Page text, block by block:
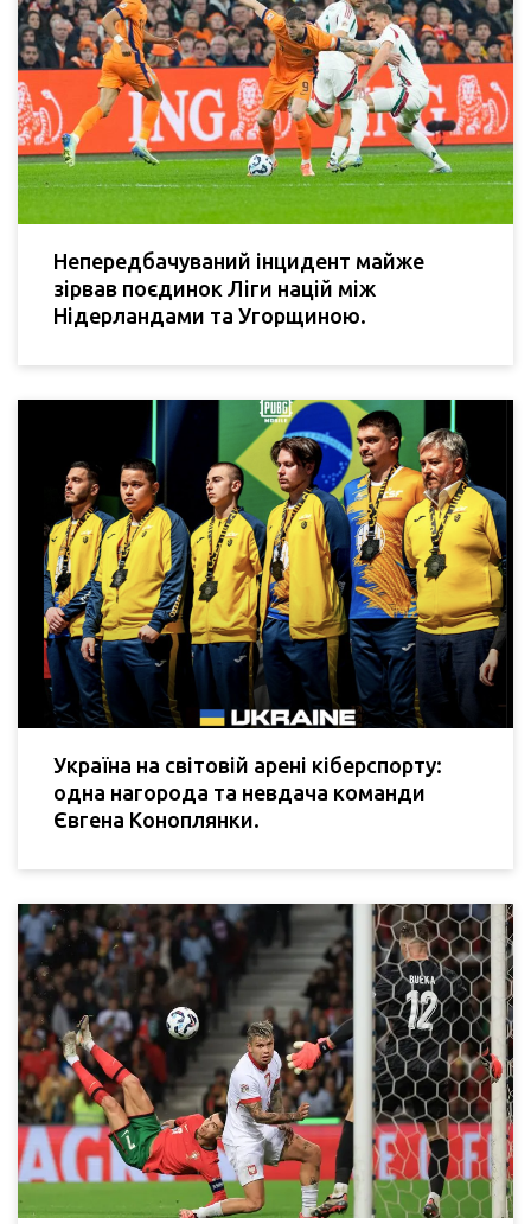
Непередбачуваний інцидент майже
зірвав поєдинок Ліги націй між
Нідерландами та Угорщиною.
Україна на світовій арені кіберспорту:
одна нагорода та невдача команди
Євгена Коноплянки.